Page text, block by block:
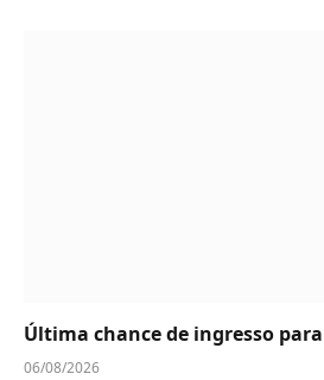
Última chance de ingresso
06/08/2026